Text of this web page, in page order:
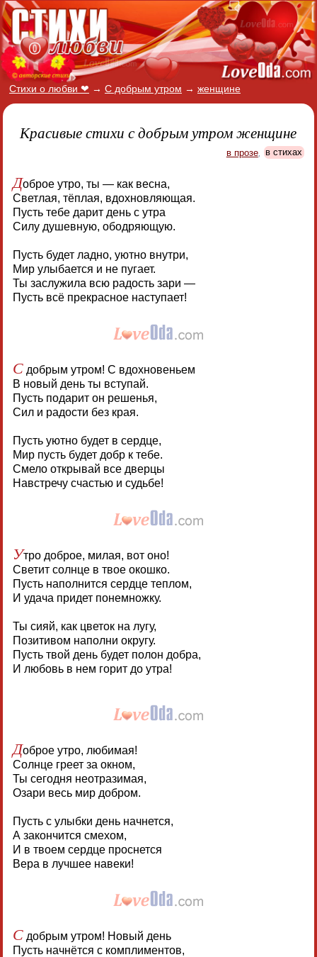
Стихи о любви ❤ → С добрым утром → женщине
Красивые стихи с добрым утром женщине
в прозе, в стихах
Доброе утро, ты — как весна,
Светлая, тёплая, вдохновляющая.
Пусть тебе дарит день с утра
Силу душевную, ободряющую.
Пусть будет ладно, уютно внутри,
Мир улыбается и не пугает.
Ты заслужила всю радость зари —
Пусть всё прекрасное наступает!
Сдобрым утром! С вдохновеньем
В новый день ты вступай.
Пусть подарит он решенья,
Сил и радости без края.
Пусть уютно будет в сердце,
Мир пусть будет добр к тебе.
Смело открывай все дверцы
Навстречу счастью и судьбе!
Утро доброе, милая, вот оно!
Светит солнце в твое окошко.
Пусть наполнится сердце теплом,
И удача придет понемножку.
Ты сияй, как цветок на лугу,
Позитивом наполни округу.
Пусть твой день будет полон добра,
И любовь в нем горит до утра!
Доброе утро, любимая!
Солнце греет за окном,
Ты сегодня неотразимая,
Озари весь мир добром.
Пусть с улыбки день начнется,
А закончится смехом,
И в твоем сердце проснется
Вера в лучшее навеки!
Сдобрым утром! Новый день
Пусть начнётся с комплиментов,